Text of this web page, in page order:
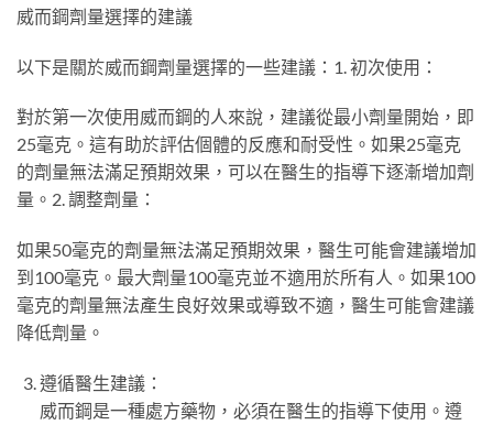
威而鋼劑量選擇的建議
以下是關於威而鋼劑量選擇的一些建議：1. 初次使用：
對於第一次使用威而鋼的人來說，建議從最小劑量開始，即
25毫克。這有助於評估個體的反應和耐受性。如果25毫克
的劑量無法滿足預期效果，可以在醫生的指導下逐漸增加劑
量。2. 調整劑量：
如果50毫克的劑量無法滿足預期效果，醫生可能會建議增加
到100毫克。最大劑量100毫克並不適用於所有人。如果100
毫克的劑量無法產生良好效果或導致不適，醫生可能會建議
降低劑量。
遵循醫生建議：
威而鋼是一種處方藥物，必須在醫生的指導下使用。遵